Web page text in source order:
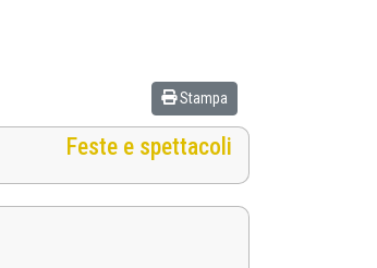
Stampa
Feste e spettacoli